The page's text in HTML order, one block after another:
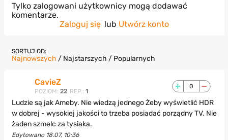
Tylko zalogowani użytkownicy mogą dodawać
komentarze.
Zaloguj się lub Utwórz konto
SORTUJ OD:
Najnowszych / Najstarszych / Popularnych
CavieZ
POZIOM: 22 REP.: 1
0
Ludzie są jak Ameby. Nie wiedzą jednego Żeby wyświetlić HDR
w dobrej - wysokiej jakości to trzeba posiadać porządny TV. Nie
żaden szmelc za tysiaka.
Edytowano 18.07, 10:36